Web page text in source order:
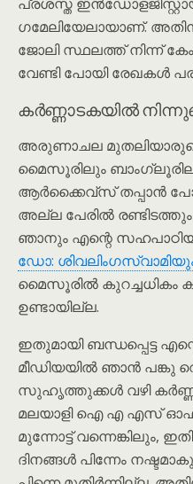
ഗമേലിയേലായാണ്.
ജോലി സ്ഥലത്ത് നിന്ന്
വേണ്ടി പോയി രേഖകൾ
കർണ്ണാടകയിൽ
അരുണാചല മുതലിയാരുടെ
മൈസൂരിലും
ആർക്കൈവ്സ് തപ്പാൻ
അല്ല പേരിൽ
ഞാനും എന്റെ
ഡോ:
മൈസൂരിൽ കുറച്ചധികം
ഉണ്ടായില്ല.
ഇതുമായി ബന്ധപ്പെട്ട
മീഡിയയിൽ ഞാൻ പങ്കു
സുഹൃത്തുക്കൾ വഴി
മലയാളി ഐ എ എസ്
മുന്നോട്ട് വന്നെങ്കിലും,
ദിനങ്ങൾ പിന്നേം